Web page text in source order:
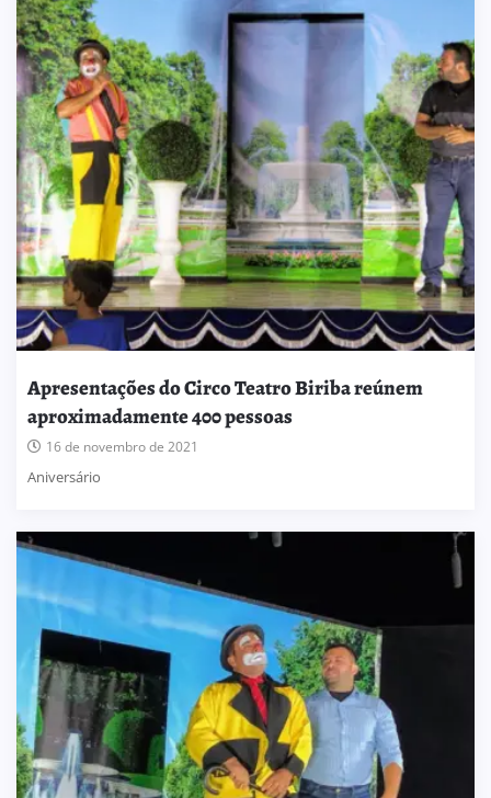
Apresentações do Circo Teatro Biriba reúnem
aproximadamente 400 pessoas
16 de novembro de 2021
Aniversário